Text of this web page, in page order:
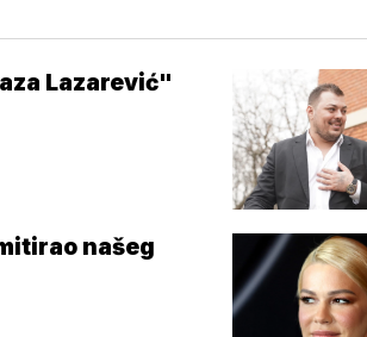
Lazarević"
našeg